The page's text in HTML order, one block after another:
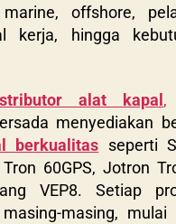
offshore,
kerja, hingga
alat kapal ,
menyediakan
berkualitas seperti
60GPS, Jotron
VEP8. Setiap
masing-masing,